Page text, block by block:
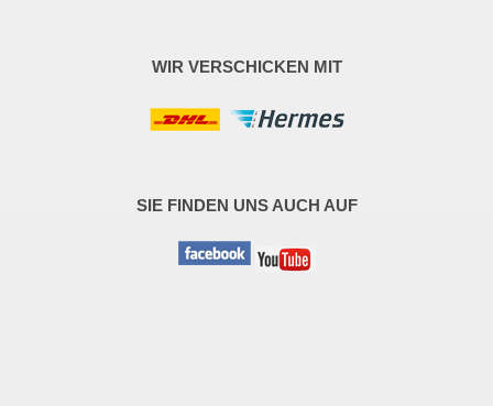
WIR VERSCHICKEN MIT
SIE FINDEN UNS AUCH AUF